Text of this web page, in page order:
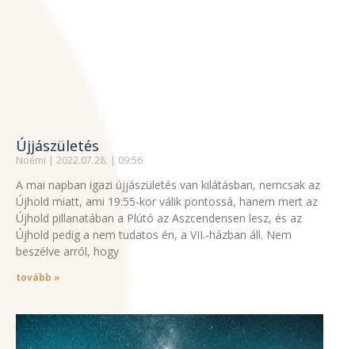
Újjászületés
Noémi 2022.07.28. 09:56
A mai napban igazi újjászületés van kilátásban, nemcsak az
Újhold miatt, ami 19:55-kor válik pontossá, hanem mert az
Újhold pillanatában a Plútó az Aszcendensen lesz, és az
Újhold pedig a nem tudatos én, a VII.-házban áll. Nem
beszélve arról, hogy
tovább »